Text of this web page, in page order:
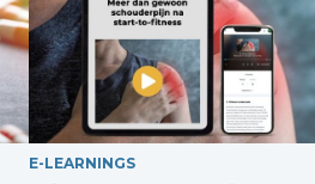
E-LEARNINGS